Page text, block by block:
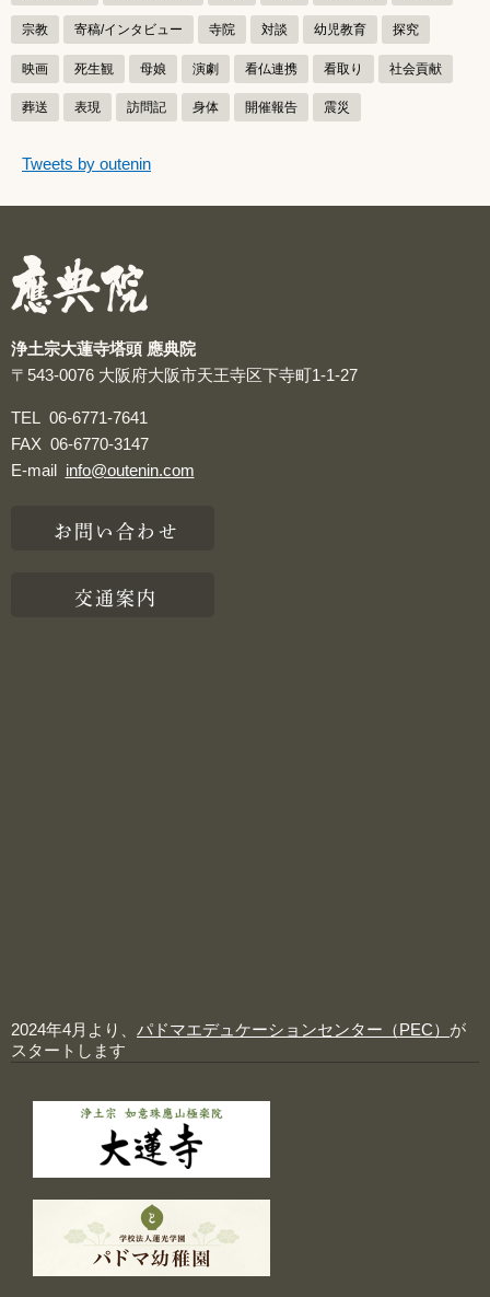
宗教 寄稿/インタビュー 寺院 対談 幼児教育 探究
映画 死生観 母娘 演劇 看仏連携 看取り 社会貢献
葬送 表現 訪問記 身体 開催報告 震災
つぶやき
つぶやきをスキップする
Tweets by outenin
浄土宗大蓮寺塔頭 應典院
〒543-0076 大阪府大阪市天王寺区下寺町1-1-27
TEL 06-6771-7641
FAX 06-6770-3147
E-mail info@outenin.com
お問い合わせ
交通案内
2024年4月より、 パドマエデュケーションセンター（PEC） が
スタートします